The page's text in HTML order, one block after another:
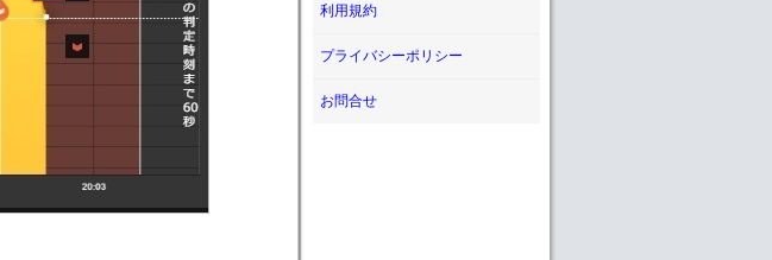
利用規約
プライバシーポリシー
お問合せ